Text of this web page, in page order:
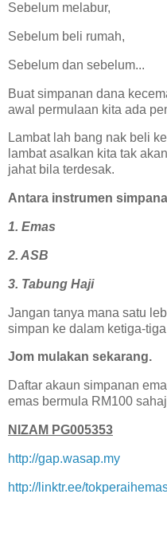
Sebelum melabur,
Sebelum beli rumah,
Sebelum dan sebelum...
Buat simpanan dana
awal permulaan kita ada
Lambat lah bang nak beli
lambat asalkan kita tak
jahat bila terdesak.
Antara instrumen
1. Emas
2. ASB
3. Tabung Haji
Jangan tanya mana satu
simpan ke dalam ketiga-
Jom mulakan sekarang.
Daftar akaun simpanan
emas bermula RM100
NIZAM PG005353
http://gap.wasap.my
http://linktr.ee/